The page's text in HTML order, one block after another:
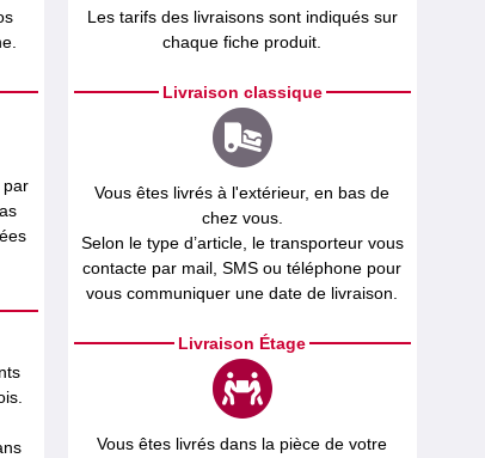
par
Les tarifs des livraisons sont indiqués sur
chaque fiche produit.
Livraison classique
Vous êtes livrés à l'extérieur, en bas de
chez vous.
Selon le type d’article, le transporteur vous
contacte par mail, SMS ou téléphone pour
vous communiquer une date de livraison.
Livraison Étage
Vous êtes livrés dans la pièce de votre